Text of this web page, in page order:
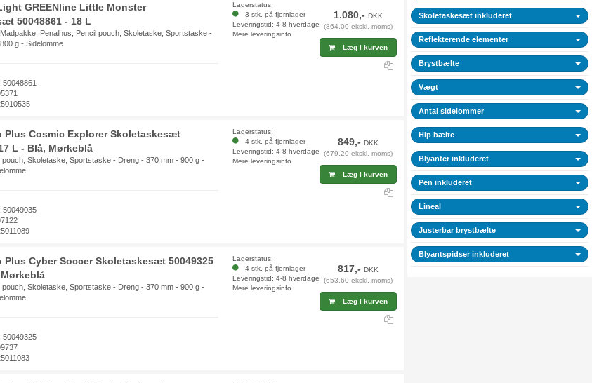
Skoletaskesæt inkluderet
Reflekterende elementer
Brystbælte
Vægt
Antal sidelommer
Hip bælte
Blyanter inkluderet
Pen inkluderet
Lineal
Justerbar brystbælte
Blyantspidser inkluderet
GREENline Little Monster
50048861 - 18 L
Penalhus, Pencil pouch, Skoletaske, Sportstaske -
g - Sidelomme
50048861
Lagerstatus:
3 stk. på fjernlager
Leveringstid: 4-8 hverdage
Mere leveringsinfo
1.080,-DKK
(864,00 ekskl. moms)
Læg i kurven
Plus Cosmic Explorer Skoletaskesæt
L - Blå, Mørkeblå
pouch, Skoletaske, Sportstaske - Dreng - 370 mm - 900 g -
50049035
Lagerstatus:
4 stk. på fjernlager
Leveringstid: 4-8 hverdage
Mere leveringsinfo
849,-DKK
(679,20 ekskl. moms)
Læg i kurven
Plus Cyber Soccer Skoletaskesæt 50049325
pouch, Skoletaske, Sportstaske - Dreng - 370 mm - 900 g -
50049325
Lagerstatus:
4 stk. på fjernlager
Leveringstid: 4-8 hverdage
Mere leveringsinfo
817,-DKK
(653,60 ekskl. moms)
Læg i kurven